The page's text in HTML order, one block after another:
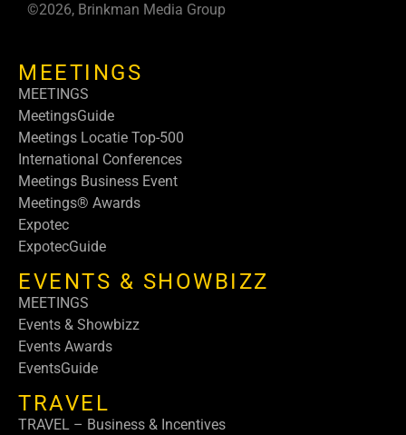
©2026, Brinkman Media Group
MEETINGS
MEETINGS
MeetingsGuide
Meetings Locatie Top-500
International Conferences
Meetings Business Event
Meetings® Awards
Expotec
ExpotecGuide
EVENTS & SHOWBIZZ
MEETINGS
Events & Showbizz
Events Awards
EventsGuide
TRAVEL
TRAVEL – Business & Incentives